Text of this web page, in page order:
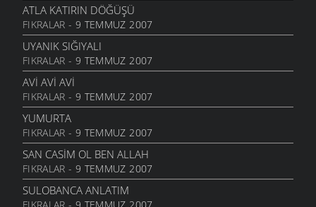
25 AĞUSTOS 2006
BINAN XAM ZANMIŞ
25 AĞUSTOS 2006
KIMIN
25 AĞUSTOS 2006
İBDIN ETMA
25 AĞUSTOS 2006
GOTUNA BAHMIYER
25 AĞUSTOS 2006
SIYASILERE ITHAF
22 AĞUSTOS 2006
ATLA KATIRIN DÖĞÜŞÜ
FIKRALAR - 9 TEMMUZ 2007
UYANIK SIĞIYALI
FIKRALAR - 9 TEMMUZ 2007
AVI AVI AVI
FIKRALAR - 9 TEMMUZ 2007
YUMURTA
FIKRALAR - 9 TEMMUZ 2007
SAN CASIM OL BEN ALLAH
FIKRALAR - 9 TEMMUZ 2007
SULOBANCA ANLATIM